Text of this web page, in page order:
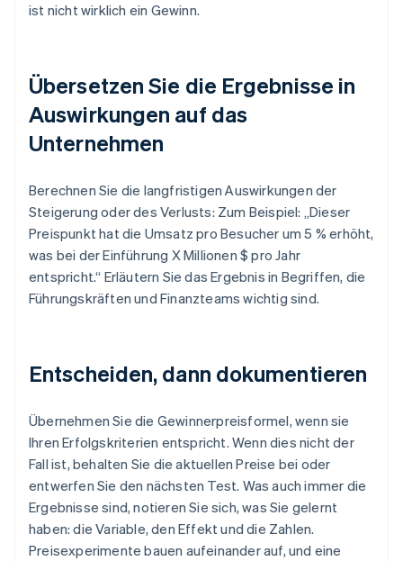
ist nicht wirklich ein Gewinn.
Übersetzen Sie die Ergebnisse in
Auswirkungen auf das
Unternehmen
Berechnen Sie die langfristigen Auswirkungen der
Steigerung oder des Verlusts: Zum Beispiel: „Dieser
Preispunkt hat die Umsatz pro Besucher um 5 % erhöht,
was bei der Einführung X Millionen $ pro Jahr
entspricht.“ Erläutern Sie das Ergebnis in Begriffen, die
Führungskräften und Finanzteams wichtig sind.
Entscheiden, dann dokumentieren
Übernehmen Sie die Gewinnerpreisformel, wenn sie
Ihren Erfolgskriterien entspricht. Wenn dies nicht der
Fall ist, behalten Sie die aktuellen Preise bei oder
entwerfen Sie den nächsten Test. Was auch immer die
Ergebnisse sind, notieren Sie sich, was Sie gelernt
haben: die Variable, den Effekt und die Zahlen.
Preisexperimente bauen aufeinander auf, und eine